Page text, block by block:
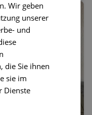
Wir geben
unserer
und
die Sie ihnen
sie im
Dienste